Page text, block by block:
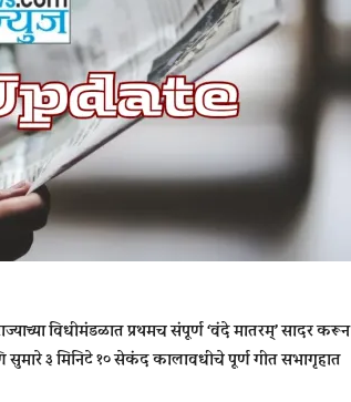
विधीमंडळात प्रथमच संपूर्ण ‘वंदे मातरम्’ सादर करून
३ मिनिटे १० सेकंद कालावधीचे पूर्ण गीत सभागृहात